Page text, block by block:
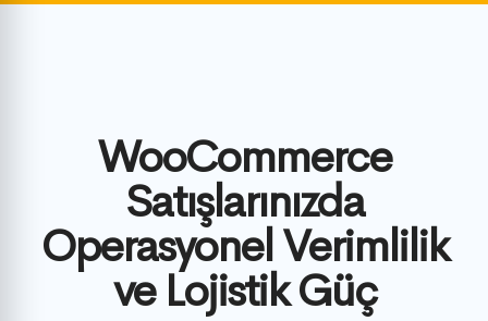
WooCommerce
Satışlarınızda
Operasyonel Verimlilik
ve Lojistik Güç